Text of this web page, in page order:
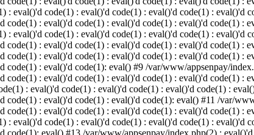
: eval()'d code(1) : eval()'d code(1) : eval()'d code(1) : eval()'d
code(1) : eval()'d code(1) : eval()'d code(1) : eval()'d code(1) :
: eval()'d code(1) : eval()'d code(1) : eval()'d code(1) : eval()'d
code(1) : eval()'d code(1) : eval()'d code(1) : eval()'d code(1)
code(1) : eval()'d code(1) : eval()'d code(1) : eval()'d code(1)
code(1) : eval()'d code(1): eval() #9 /var/www/appsenpay/
code(1) : eval()'d code(1) : eval()'d code(1) : eval()'d code(1)
: eval()'d code(1) : eval()'d code(1) : eval()'d code(1) :
code(1) : eval()'d code(1) : eval()'d code(1): eval() #11 /var/
code(1) : eval()'d code(1) : eval()'d code(1) : eval()'d code(1) :
: eval()'d code(1) : eval()'d code(1) : eval()'d code(1) : eval()'d
code(1): eval() #13 /var/www/appsenpay/index.php(2) :